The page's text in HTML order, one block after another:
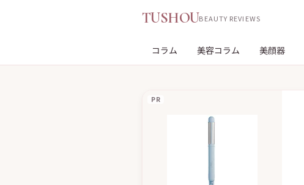
TUSHOUBEAUTY REVIEWS
コラム 美容コラム 美顔器
PR